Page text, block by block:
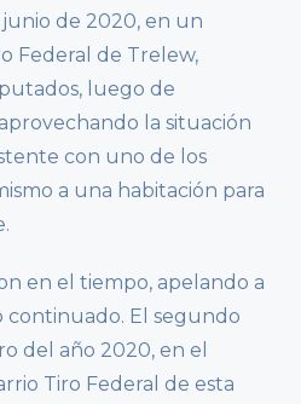
de 2020, en un
Federal de Trelew,
luego de
la situación
con uno de los
a una habitación para
en el tiempo, apelando a
continuado. El segundo
del año 2020, en el
Tiro Federal de esta